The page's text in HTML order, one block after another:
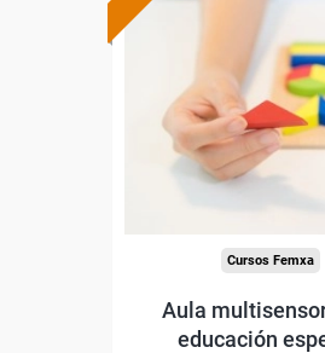
subvencionada.
Para
trabajadores y
-
Cursos Femxa
Aula
educación